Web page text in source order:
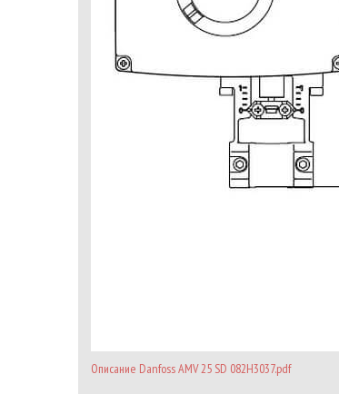
Описание Danfoss AMV 25 SD 082H3037.pdf